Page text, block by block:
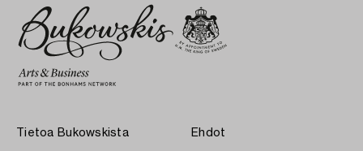
Tietoa Bukowskista Ehdot